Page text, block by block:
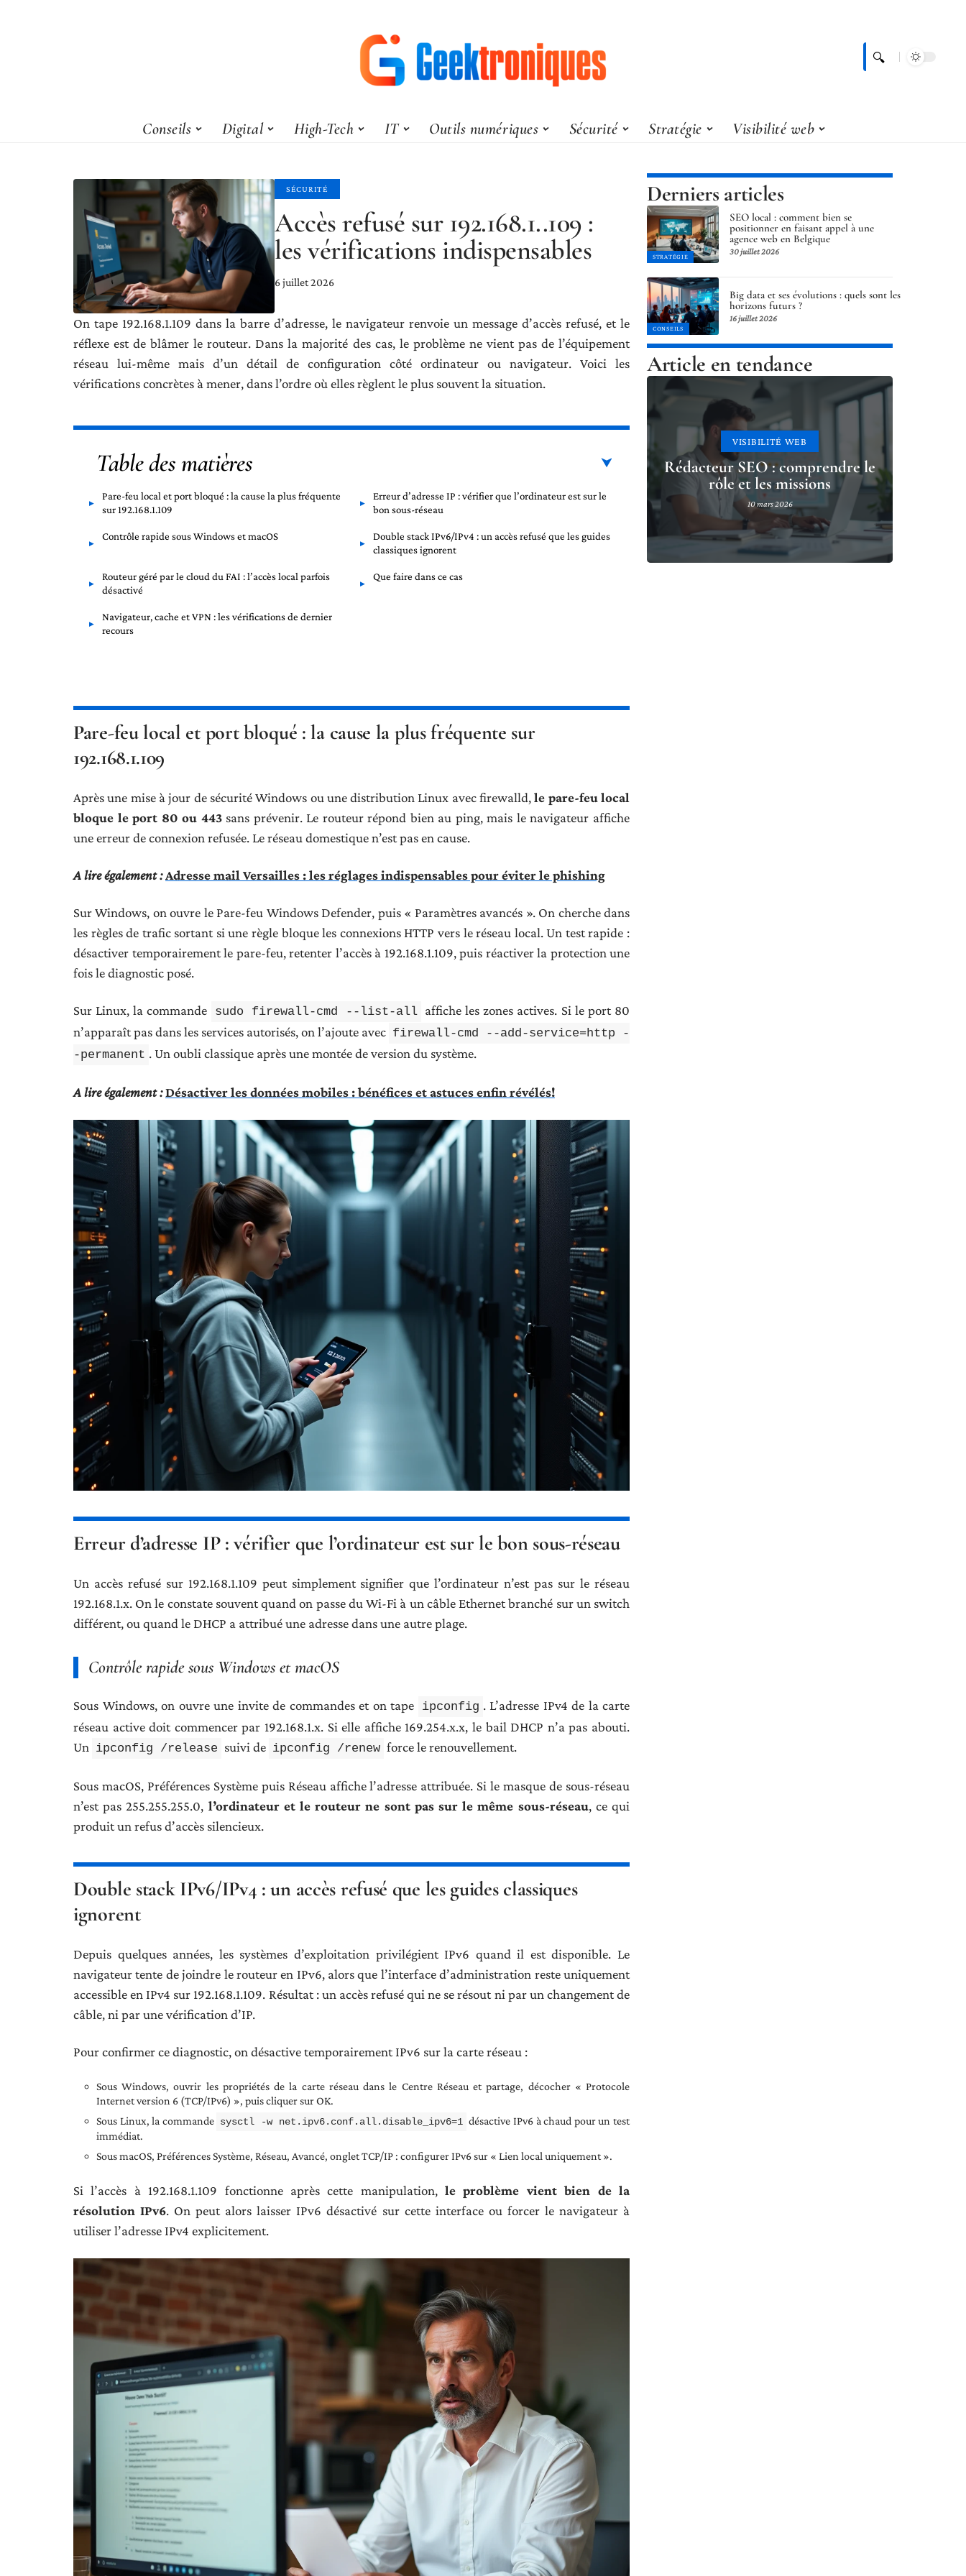
Conseils Digital High-Tech IT Outils numériques Sécurité Stratégie Visibilité web
SÉCURITÉ
Accès refusé sur 192.168.1..109 :
les vérifications indispensables
6 juillet 2026
On tape 192.168.1.109 dans la barre d’adresse, le navigateur renvoie un message d’accès refusé, et le
réflexe est de blâmer le routeur. Dans la majorité des cas, le problème ne vient pas de l’équipement
réseau lui-même mais d’un détail de configuration côté ordinateur ou navigateur. Voici les
vérifications concrètes à mener, dans l’ordre où elles règlent le plus souvent la situation.
Table des matières
Pare-feu local et port bloqué : la cause la plus fréquente
sur 192.168.1.109
Erreur d’adresse IP : vérifier que l’ordinateur est sur le
bon sous-réseau
Contrôle rapide sous Windows et macOS
Double stack IPv6/IPv4 : un accès refusé que les guides
classiques ignorent
Routeur géré par le cloud du FAI : l’accès local parfois
désactivé
Que faire dans ce cas
Navigateur, cache et VPN : les vérifications de dernier
recours
Pare-feu local et port bloqué : la cause la plus fréquente sur
192.168.1.109
Après une mise à jour de sécurité Windows ou une distribution Linux avec firewalld,le pare-feu local
bloque le port 80 ou 443sans prévenir. Le routeur répond bien au ping, mais le navigateur affiche
une erreur de connexion refusée. Le réseau domestique n’est pas en cause.
A lire également :Adresse mail Versailles : les réglages indispensables pour éviter le phishing
Sur Windows, on ouvre le Pare-feu Windows Defender, puis « Paramètres avancés ». On cherche dans
les règles de trafic sortant si une règle bloque les connexions HTTP vers le réseau local. Un test rapide :
désactiver temporairement le pare-feu, retenter l’accès à 192.168.1.109, puis réactiver la protection une
fois le diagnostic posé.
Sur Linux, la commande sudo firewall-cmd --list-all affiche les zones actives. Si le port 80
n’apparaît pas dans les services autorisés, on l’ajoute avec firewall-cmd --add-service=http -
-permanent . Un oubli classique après une montée de version du système.
A lire également :Désactiver les données mobiles : bénéfices et astuces enfin révélés!
Erreur d’adresse IP : vérifier que l’ordinateur est sur le bon sous-réseau
Un accès refusé sur 192.168.1.109 peut simplement signifier que l’ordinateur n’est pas sur le réseau
192.168.1.x. On le constate souvent quand on passe du Wi-Fi à un câble Ethernet branché sur un switch
différent, ou quand le DHCP a attribué une adresse dans une autre plage.
Contrôle rapide sous Windows et macOS
Sous Windows, on ouvre une invite de commandes et on tape ipconfig . L’adresse IPv4 de la carte
réseau active doit commencer par 192.168.1.x. Si elle affiche 169.254.x.x, le bail DHCP n’a pas abouti.
Un ipconfig /release suivi de ipconfig /renew force le renouvellement.
Sous macOS, Préférences Système puis Réseau affiche l’adresse attribuée. Si le masque de sous-réseau
n’est pas 255.255.255.0, l’ordinateur et le routeur ne sont pas sur le même sous-réseau, ce qui
produit un refus d’accès silencieux.
Double stack IPv6/IPv4 : un accès refusé que les guides classiques
ignorent
Depuis quelques années, les systèmes d’exploitation privilégient IPv6 quand il est disponible. Le
navigateur tente de joindre le routeur en IPv6, alors que l’interface d’administration reste uniquement
accessible en IPv4 sur 192.168.1.109. Résultat : un accès refusé qui ne se résout ni par un changement de
câble, ni par une vérification d’IP.
Pour confirmer ce diagnostic, on désactive temporairement IPv6 sur la carte réseau :
Sous Windows, ouvrir les propriétés de la carte réseau dans le Centre Réseau et partage, décocher « Protocole
Internet version 6 (TCP/IPv6) », puis cliquer sur OK.
Sous Linux, la commande sysctl -w net.ipv6.conf.all.disable_ipv6=1 désactive IPv6 à chaud pour un test
immédiat.
Sous macOS, Préférences Système, Réseau, Avancé, onglet TCP/IP : configurer IPv6 sur « Lien local uniquement ».
Si l’accès à 192.168.1.109 fonctionne après cette manipulation,le problème vient bien de la
résolution IPv6. On peut alors laisser IPv6 désactivé sur cette interface ou forcer le navigateur à
utiliser l’adresse IPv4 explicitement.
Derniers articles
STRATÉGIE
SEO local : comment bien se
positionner en faisant appel à une
agence web en Belgique
30 juillet 2026
CONSEILS
Big data et ses évolutions : quels sont les
horizons futurs ?
16 juillet 2026
Article en tendance
VISIBILITÉ WEB
Rédacteur SEO : comprendre le
rôle et les missions
10 mars 2026